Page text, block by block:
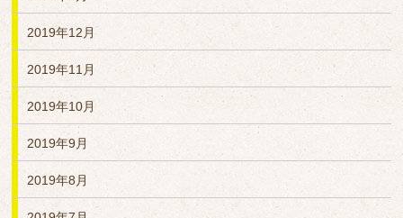
2019年12月
2019年11月
2019年10月
2019年9月
2019年8月